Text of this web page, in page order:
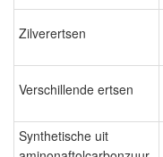
Zilverertsen
Verschillende ertsen
Synthetische uit